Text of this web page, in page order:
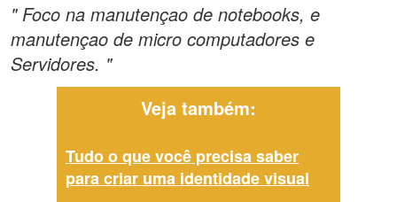
" Foco na manutençao de notebooks, e
manutençao de micro computadores e
Servidores. "
Veja também:
Tudo o que você precisa saber
para criar uma identidade visual